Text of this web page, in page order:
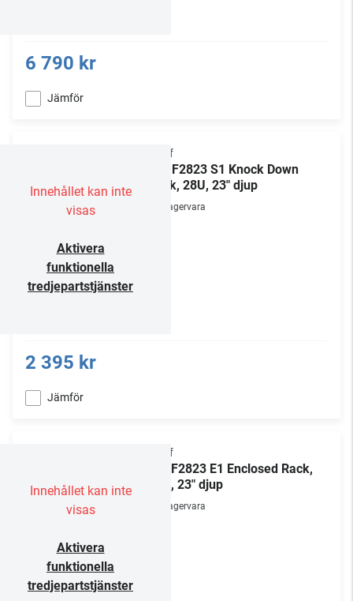
6 790 kr
Jämför
Innehållet kan inte
visas
Aktivera
funktionella
tredjepartstjänster
Chief
NS1F2823 S1 Knock Down
Rack, 28U, 23" djup
Lagervara
2 395 kr
Jämför
Innehållet kan inte
visas
Aktivera
funktionella
tredjepartstjänster
Chief
NE1F2823 E1 Enclosed Rack,
28U, 23" djup
Lagervara